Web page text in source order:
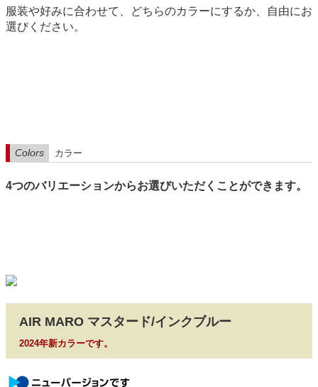
服装や好みに合わせて、どちらのカラーにするか、自由にお
選びください。
Colors カラー
4つのバリエーションからお選びいただくことができます。
AIR MARO マスタード/インクブルー
2024年新カラーです。